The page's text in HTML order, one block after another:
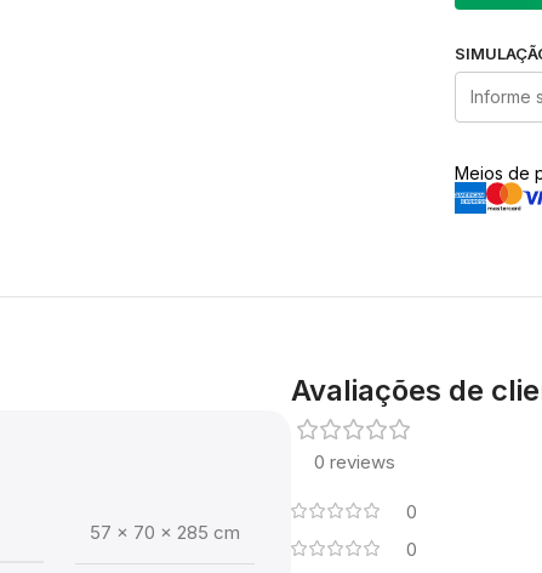
Meios de
57 × 70 × 285 cm
Avaliações de
0 reviews
0
0